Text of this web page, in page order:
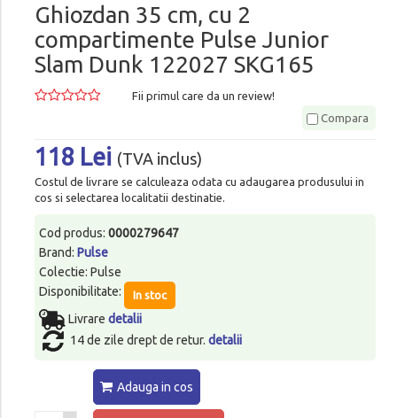
Ghiozdan 35 cm, cu 2
compartimente Pulse Junior
Slam Dunk 122027 SKG165
Fii primul care da un review!
Compara
118 Lei (TVA inclus)
Costul de livrare se calculeaza odata cu adaugarea produsului in
cos si selectarea localitatii destinatie.
Cod produs: 0000279647
Brand: Pulse
Colectie: Pulse
Disponibilitate:
In stoc
Livrare detalii
14 de zile drept de retur. detalii
Adauga in cos